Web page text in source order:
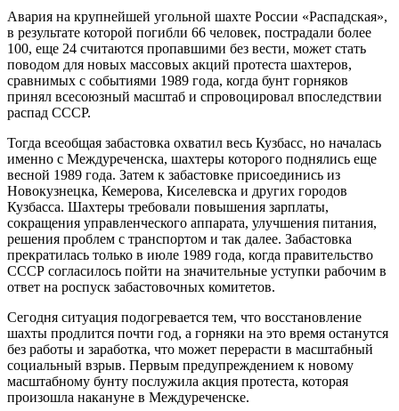
Авария на крупнейшей угольной шахте России «Распадская»,
в результате которой погибли 66 человек, пострадали более
100, еще 24 считаются пропавшими без вести, может стать
поводом для новых массовых акций протеста шахтеров,
сравнимых с событиями 1989 года, когда бунт горняков
принял всесоюзный масштаб и спровоцировал впоследствии
распад СССР.
Тогда всеобщая забастовка охватил весь Кузбасс, но началась
именно с Междуреченска, шахтеры которого поднялись еще
весной 1989 года. Затем к забастовке присоединись из
Новокузнецка, Кемерова, Киселевска и других городов
Кузбасса. Шахтеры требовали повышения зарплаты,
сокращения управленческого аппарата, улучшения питания,
решения проблем с транспортом и так далее. Забастовка
прекратилась только в июле 1989 года, когда правительство
СССР согласилось пойти на значительные уступки рабочим в
ответ на роспуск забастовочных комитетов.
Сегодня ситуация подогревается тем, что восстановление
шахты продлится почти год, а горняки на это время останутся
без работы и заработка, что может перерасти в масштабный
социальный взрыв. Первым предупреждением к новому
масштабному бунту послужила акция протеста, которая
произошла накануне в Междуреченске.